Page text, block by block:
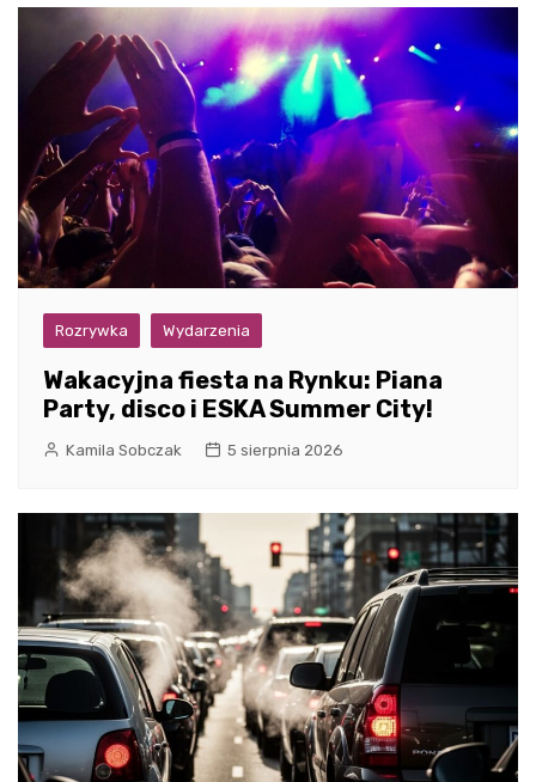
Rozrywka Wydarzenia
Wakacyjna fiesta na Rynku: Piana
Party, disco i ESKA Summer City!
Kamila Sobczak 5 sierpnia 2026